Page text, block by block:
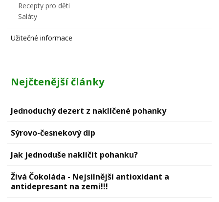
Recepty pro děti
Saláty
Užitečné informace
Nejčtenější články
Jednoduchý dezert z naklíčené pohanky
Sýrovо-česnekový dip
Jak jednoduše naklíčit pohanku?
Živá Čokoláda - Nejsilnější antioxidant a
antidepresant na zemi!!!